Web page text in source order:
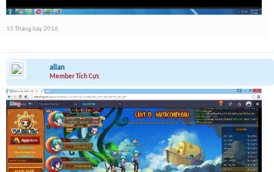
13 Tháng bảy 2016
allan
Member Tích Cực